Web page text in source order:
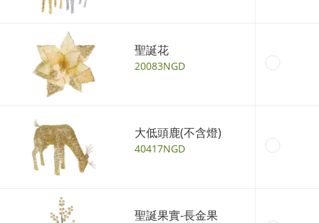
聖誕花
20083NGD
大低頭鹿(不含燈)
40417NGD
聖誕果實-長金果